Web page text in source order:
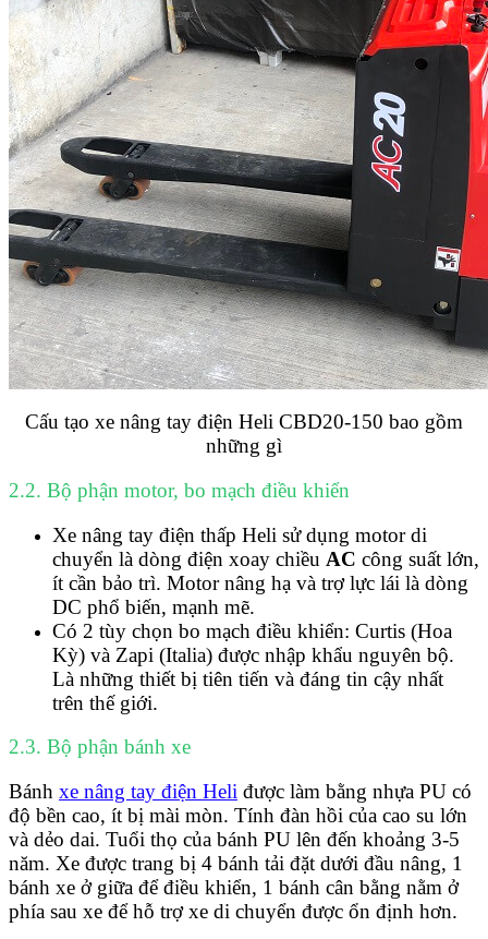
Cấu tạo xe nâng tay điện Heli CBD20-150 bao gồm
những gì
2.2. Bộ phận motor, bo mạch điều khiển
Xe nâng tay điện thấp Heli sử dụng motor di
chuyển là dòng điện xoay chiều AC công suất lớn,
ít cần bảo trì. Motor nâng hạ và trợ lực lái là dòng
DC phổ biến, mạnh mẽ.
Có 2 tùy chọn bo mạch điều khiển: Curtis (Hoa
Kỳ) và Zapi (Italia) được nhập khẩu nguyên bộ.
Là những thiết bị tiên tiến và đáng tin cậy nhất
trên thế giới.
2.3. Bộ phận bánh xe
Bánh xe nâng tay điện Heli được làm bằng nhựa PU có
độ bền cao, ít bị mài mòn. Tính đàn hồi của cao su lớn
và dẻo dai. Tuổi thọ của bánh PU lên đến khoảng 3-5
năm. Xe được trang bị 4 bánh tải đặt dưới đầu nâng, 1
bánh xe ở giữa để điều khiển, 1 bánh cân bằng nằm ở
phía sau xe để hỗ trợ xe di chuyển được ổn định hơn.